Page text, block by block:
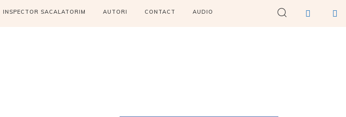
INSPECTOR SACALATORIM AUTORI CONTACT AUDIO